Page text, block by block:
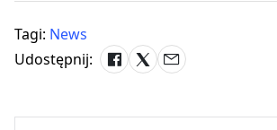
Tagi: News
Udostępnij: